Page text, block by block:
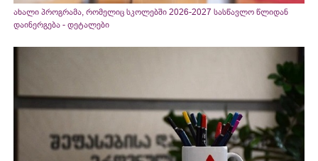
ახალი პროგრამა, რომელიც სკოლებში 2026-2027 სასწავლო წლიდან
დაინერგება - დეტალები